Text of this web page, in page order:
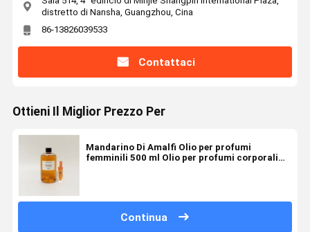
distretto di Nansha, Guangzhou, Cina
86-13826039533
Contattaci
Ottieni Il Miglior Prezzo Per
Mandarino Di Amalfi Olio per profumi
femminili 500 ml Olio per profumi corporali
Continua